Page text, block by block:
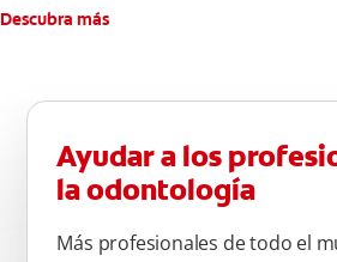
Descubra más
Ayudar a los
la odontología
Más profesionales de todo el